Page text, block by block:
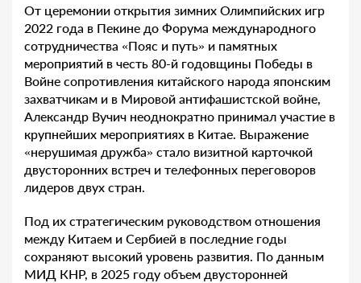
От церемонии открытия зимних Олимпийских игр
2022 года в Пекине до Форума международного
сотрудничества «Пояс и путь» и памятных
мероприятий в честь 80-й годовщины Победы в
Войне сопротивления китайского народа японским
захватчикам и в Мировой антифашистской войне,
Александр Вучич неоднократно принимал участие в
крупнейших мероприятиях в Китае. Выражение
«нерушимая дружба» стало визитной карточкой
двусторонних встреч и телефонных переговоров
лидеров двух стран.
Под их стратегическим руководством отношения
между Китаем и Сербией в последние годы
сохраняют высокий уровень развития. По данным
МИД КНР, в 2025 году объем двусторонней